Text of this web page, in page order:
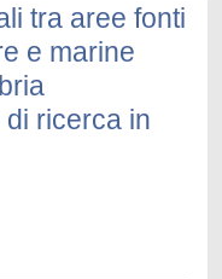
tra aree fonti
e marine
ricerca in